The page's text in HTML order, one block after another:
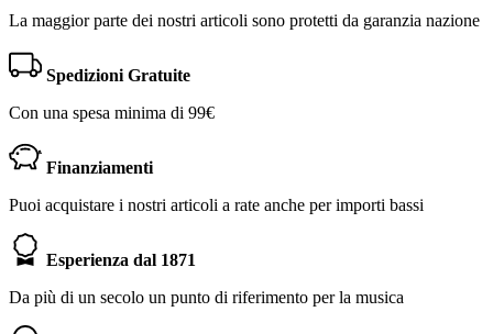
La maggior parte dei nostri articoli sono protetti da garanzia nazione
Spedizioni Gratuite
Con una spesa minima di 99€
Finanziamenti
Puoi acquistare i nostri articoli a rate anche per importi bassi
Esperienza dal 1871
Da più di un secolo un punto di riferimento per la musica